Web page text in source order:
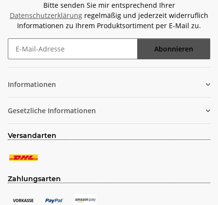
Bitte senden Sie mir entsprechend Ihrer
Datenschutzerklärung regelmäßig und jederzeit widerruflich
Informationen zu Ihrem Produktsortiment per E-Mail zu.
Abonnieren
Informationen
Gesetzliche Informationen
Versandarten
Zahlungsarten